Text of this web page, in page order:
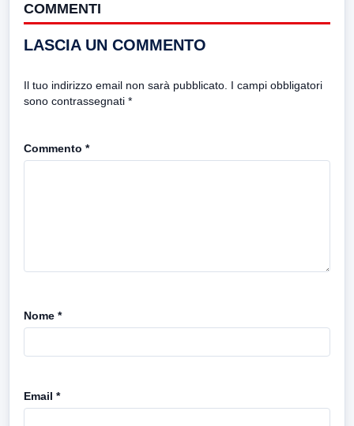
COMMENTI
LASCIA UN COMMENTO
Il tuo indirizzo email non sarà pubblicato. I campi obbligatori
sono contrassegnati *
Commento *
Nome *
Email *